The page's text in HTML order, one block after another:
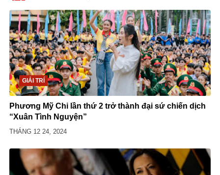
GIẢI TRÍ
Phương Mỹ Chi lần thứ 2 trở thành đại sứ chiến dịch
“Xuân Tình Nguyện”
THÁNG 12 24, 2024